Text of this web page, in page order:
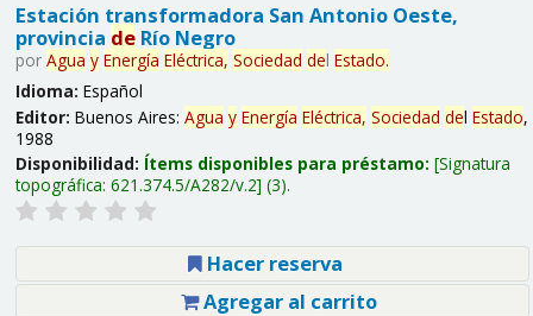
Estación transformadora San Antonio Oeste,
provincia deRío Negro
por Agua y Energía Eléctrica, Sociedad del Estado.
Idioma: Español
Editor: Buenos Aires: Agua y Energía Eléctrica, Sociedad del Estado,
1988
Disponibilidad: Ítems disponibles para préstamo: Signatura
topográfica: 621.374.5/A282/v.2 (3).
Hacer reserva
Agregar al carrito